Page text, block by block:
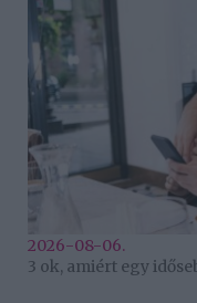
2026-08-06.
3 ok, amiért egy